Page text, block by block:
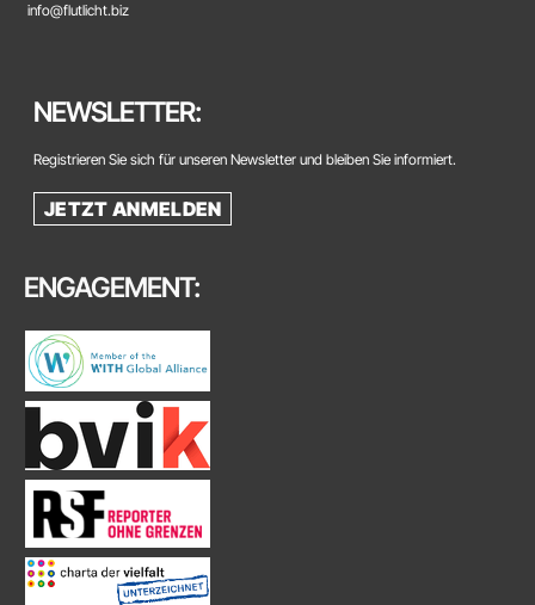
info@flutlicht.biz
NEWSLETTER:
Registrieren Sie sich für unseren Newsletter und bleiben Sie informiert.
JETZT ANMELDEN
ENGAGEMENT: